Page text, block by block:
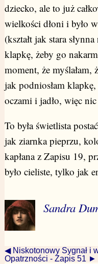
dziecko, ale to już
wielkości dłoni i było
(kształt jak stara
klapkę, żeby go
moment, że myślałam,
jak podniosłam klapkę,
oczami i jadło, więc nic
To była świetlista
jak ziarnka pieprzu,
kapłana z Zapisu 19,
było cieliste, tylko jak
Sandra
◀ Niskotonowy Sygnał i
Opatrzności - Zapis 51 ►